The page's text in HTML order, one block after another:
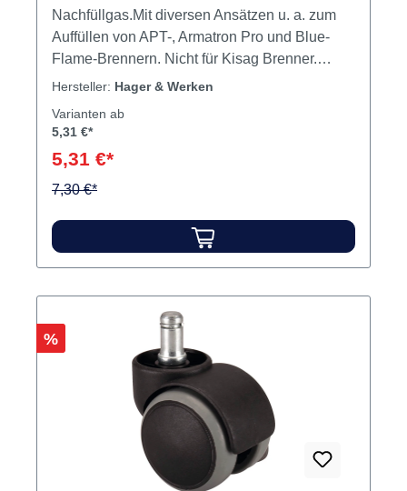
Nachfüllgas.Mit diversen Ansätzen u. a. zum
Auffüllen von APT-, Armatron Pro und Blue-
Flame-Brennern. Nicht für Kisag Brenner.
Inhalt 200 ml APT GAS
Hersteller: Hager & Werken
Varianten ab
5,31 €*
5,31 €*
7,30 €*
Rabatt
%